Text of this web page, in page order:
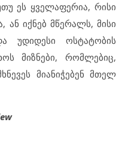
ეს ყველაფერია, რისი
ან იქნებ მწერალს, მისი
უდიდესი ოსტატობის
მიზნები, რომლებიც,
მიანიჭებენ მთელ